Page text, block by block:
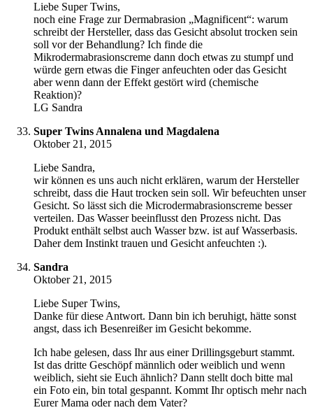
Liebe Super Twins,
noch eine Frage zur Dermabrasion „Magnificent“: warum
schreibt der Hersteller, dass das Gesicht absolut trocken sein
soll vor der Behandlung? Ich finde die
Mikrodermabrasionscreme dann doch etwas zu stumpf und
würde gern etwas die Finger anfeuchten oder das Gesicht
aber wenn dann der Effekt gestört wird (chemische
Reaktion)?
LG Sandra
Super Twins Annalena und Magdalena
Oktober 21, 2015
Liebe Sandra,
wir können es uns auch nicht erklären, warum der Hersteller
schreibt, dass die Haut trocken sein soll. Wir befeuchten unser
Gesicht. So lässt sich die Microdermabrasionscreme besser
verteilen. Das Wasser beeinflusst den Prozess nicht. Das
Produkt enthält selbst auch Wasser bzw. ist auf Wasserbasis.
Daher dem Instinkt trauen und Gesicht anfeuchten :).
Sandra
Oktober 21, 2015
Liebe Super Twins,
Danke für diese Antwort. Dann bin ich beruhigt, hätte sonst
angst, dass ich Besenreißer im Gesicht bekomme.
Ich habe gelesen, dass Ihr aus einer Drillingsgeburt stammt.
Ist das dritte Geschöpf männlich oder weiblich und wenn
weiblich, sieht sie Euch ähnlich? Dann stellt doch bitte mal
ein Foto ein, bin total gespannt. Kommt Ihr optisch mehr nach
Eurer Mama oder nach dem Vater?